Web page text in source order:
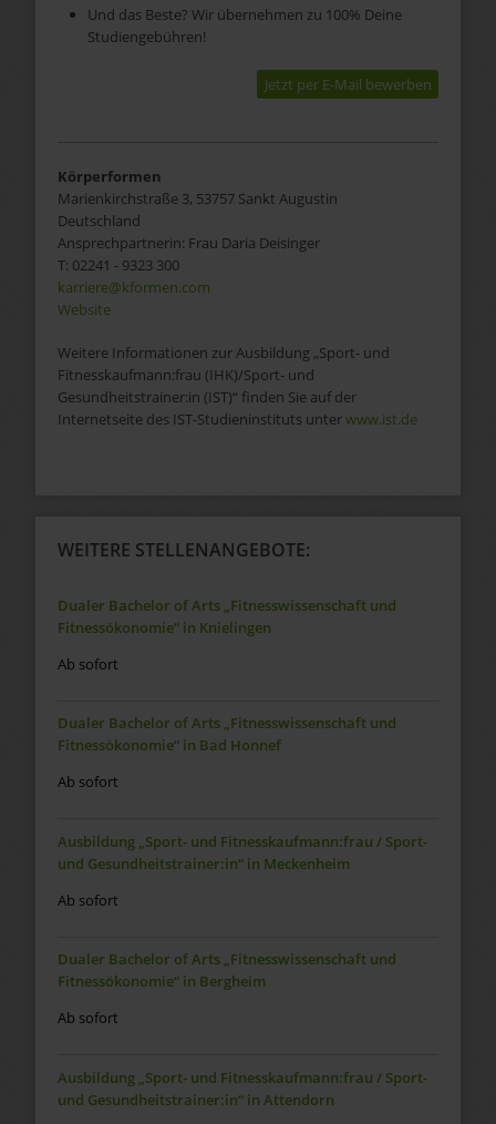
Und das Beste? Wir übernehmen zu 100% Deine
Studiengebühren!
Jetzt per E-Mail bewerben
Körperformen
Marienkirchstraße 3, 53757 Sankt Augustin
Deutschland
Ansprechpartnerin: Frau Daria Deisinger
T: 02241 - 9323 300
karriere@kformen.com
Website
Weitere Informationen zur Ausbildung „Sport- und
Fitnesskaufmann:frau (IHK)/Sport- und
Gesundheitstrainer:in (IST)“ finden Sie auf der
Internetseite des IST-Studieninstituts unterwww.ist.de
WEITERE STELLENANGEBOTE:
Dualer Bachelor of Arts „Fitnesswissenschaft und
Fitnessökonomie“ in Knielingen
Ab sofort
Dualer Bachelor of Arts „Fitnesswissenschaft und
Fitnessökonomie“ in Bad Honnef
Ab sofort
Ausbildung „Sport- und Fitnesskaufmann:frau / Sport-
und Gesundheitstrainer:in“ in Meckenheim
Ab sofort
Dualer Bachelor of Arts „Fitnesswissenschaft und
Fitnessökonomie“ in Bergheim
Ab sofort
Ausbildung „Sport- und Fitnesskaufmann:frau / Sport-
und Gesundheitstrainer:in“ in Attendorn